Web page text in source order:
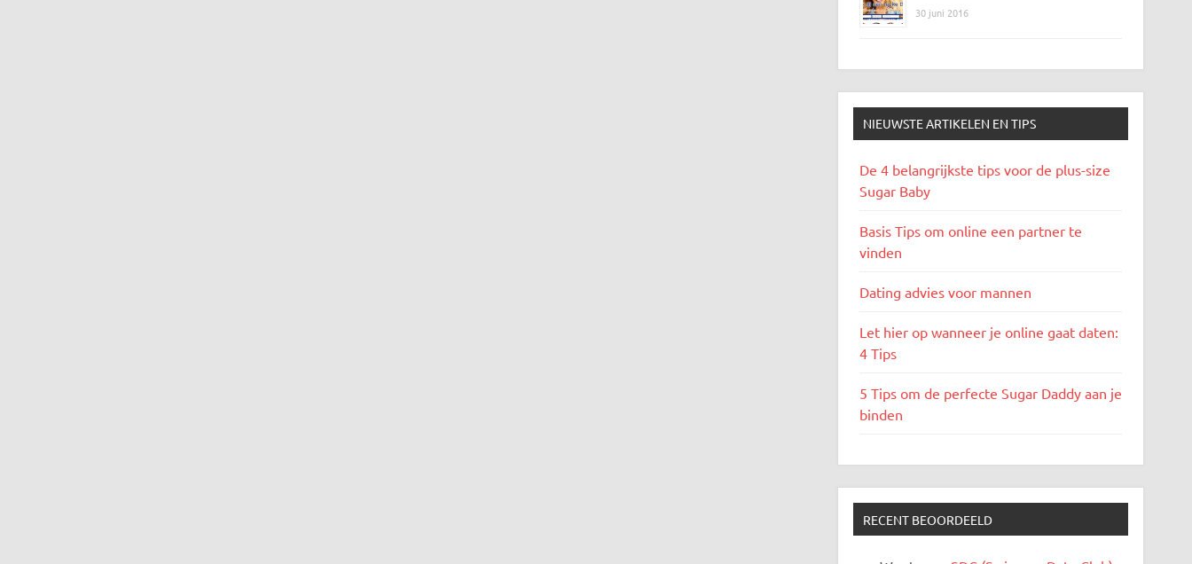
30 juni 2016
NIEUWSTE ARTIKELEN EN TIPS
De 4 belangrijkste tips voor de plus-size
Sugar Baby
Basis Tips om online een partner te
vinden
Dating advies voor mannen
Let hier op wanneer je online gaat daten:
4 Tips
5 Tips om de perfecte Sugar Daddy aan je
binden
RECENT BEOORDEELD